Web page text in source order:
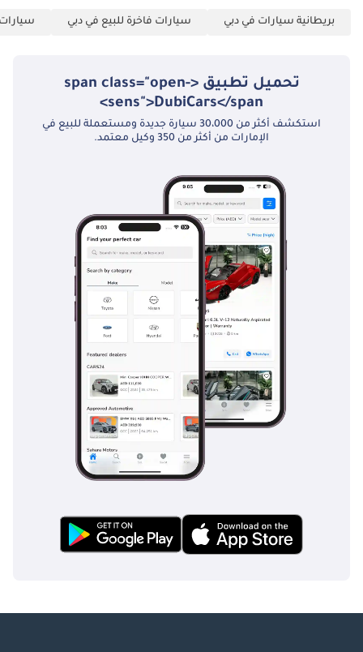
متوفرة 👔 أكثر من 150
السيارات. كن ذكيًا.
احصل على الموافقة.
▔▔▔▔▔▔▔▔▔▔
Automotive، تاجر
سيارات مستعملة،
نقدم هذه المعلومات
على حد علمنا. جميع
أسعارنا شاملة ضريبة
المعلومات، نوصي
بالتواصل مع أحد
بريطانية سيارات في دبي سيارات فاخرة للبيع في دبي سيارات
تحميل تطبيق <span class="open-
sens">DubiCars</span>
استكشف أكثر من 30،000 سيارة جديدة ومستعملة للبيع في
الإمارات من أكثر من 350 وكيل معتمد.